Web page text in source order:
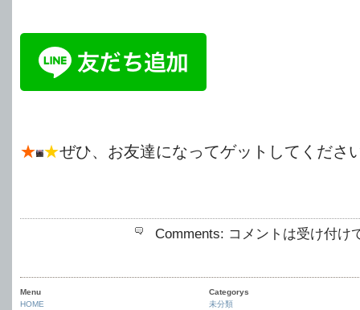
★ ★ぜひ、お友達になってゲットしてくださ
Comments: コメントは受け付け
Menu
HOME
Categorys
未分類